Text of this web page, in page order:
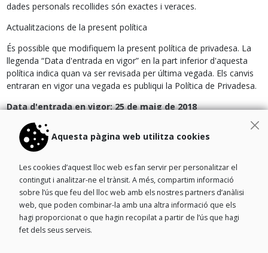
dades personals recollides són exactes i veraces.
Actualitzacions de la present política
És possible que modifiquem la present política de privadesa. La
llegenda “Data d'entrada en vigor” en la part inferior d'aquesta
política indica quan va ser revisada per última vegada. Els canvis
entraran en vigor una vegada es publiqui la Política de Privadesa.
Data d'entrada en vigor: 25 de maig de 2018
Som una pime espanyola especialitzada en la creació de
materials didàctics i serveis de plataforma per a la formació
professional. Confia en lexperiència i el coneixement d'una
editorial propera, que pensa en tu.
Aquesta pàgina web utilitza cookies
Les cookies d’aquest lloc web es fan servir per personalitzar el
contingut i analitzar-ne el trànsit. A més, compartim informació
sobre l’ús que feu del lloc web amb els nostres partners d’anàlisi
web, que poden combinar-la amb una altra informació que els
hagi proporcionat o que hagin recopilat a partir de l’ús que hagi
fet dels seus serveis.